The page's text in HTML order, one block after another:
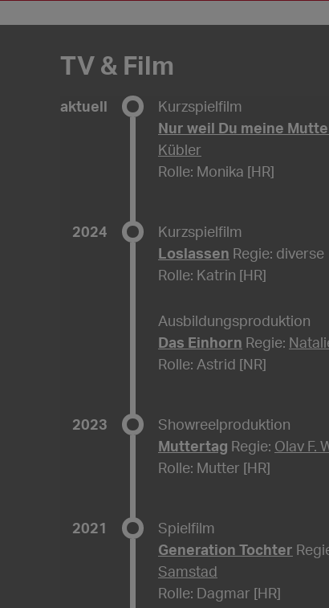
TV & Film
aktuell
Kurzspielfilm
Nur weil Du meine
Kübler
Rolle: Monika [HR]
2024
Kurzspielfilm
Loslassen Regie: diverse
Rolle: Katrin [HR]
Ausbildungsproduktion
Das Einhorn Regie:
Rolle: Astrid [NR]
2023
Showreelproduktion
Muttertag Regie: Olav F.
Rolle: Mutter [HR]
2021
Spielfilm
Generation Tochter
Samstad
Rolle: Dagmar [HR]